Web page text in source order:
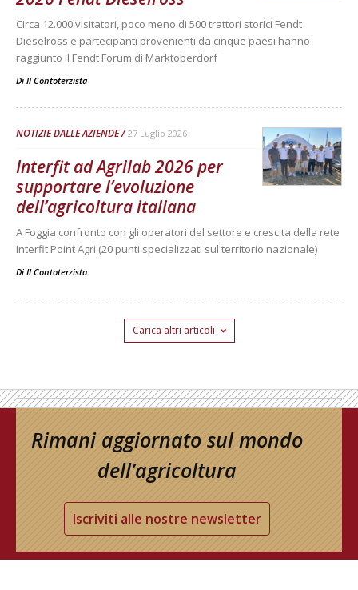
Circa 12.000 visitatori, poco meno di 500 trattori storici Fendt
Dieselross e partecipanti provenienti da cinque paesi hanno
raggiunto il Fendt Forum di Marktoberdorf
Di Il Contoterzista
NOTIZIE DALLE AZIENDE 27 Luglio 2026
Interfit ad Agrilab 2026 per
supportare l’evoluzione
dell’agricoltura italiana
A Foggia confronto con gli operatori del settore e crescita della rete
Interfit Point Agri (20 punti specializzati sul territorio nazionale)
Di Il Contoterzista
Carica altri articoli
Rimani aggiornato sul mondo
dell’agricoltura
Iscriviti alle nostre newsletter